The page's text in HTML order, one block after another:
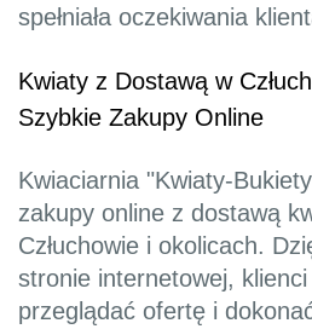
spełniała oczekiwania
Kwiaty z Dostawą w
Szybkie Zakupy Online
Kwiaciarnia "Kwiaty-
zakupy online z dostawą
Człuchowie i okolicach.
stronie internetowej, klienci
przeglądać ofertę i